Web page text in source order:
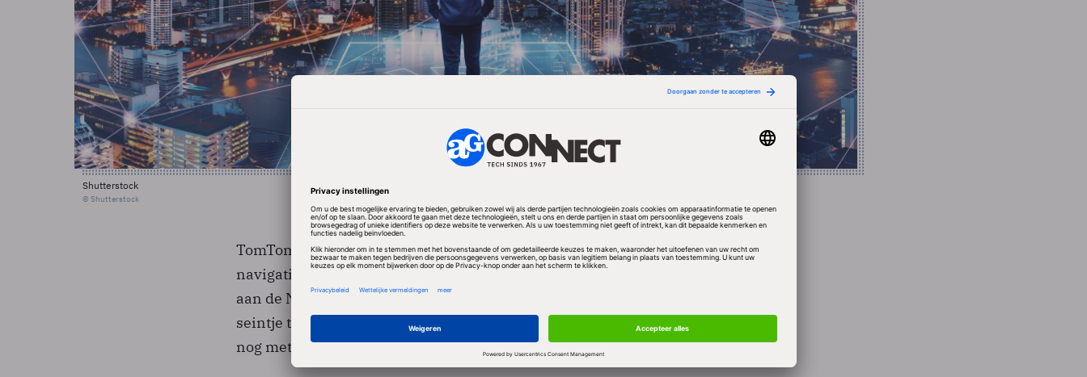
Shutterstock
© Shutterstock
TomTom zegt dat slechts een beperkt aantal modellen van de
navigatieapparatuur last heeft van de problemen. Het bedrijf raadt klanten
aan de Notify me-buttononderaan de FAQ-pagina
seintje te krijgen wanneer het probleem is opgelost. TomTom belooft vandaag
nog met meer informatie te komen.